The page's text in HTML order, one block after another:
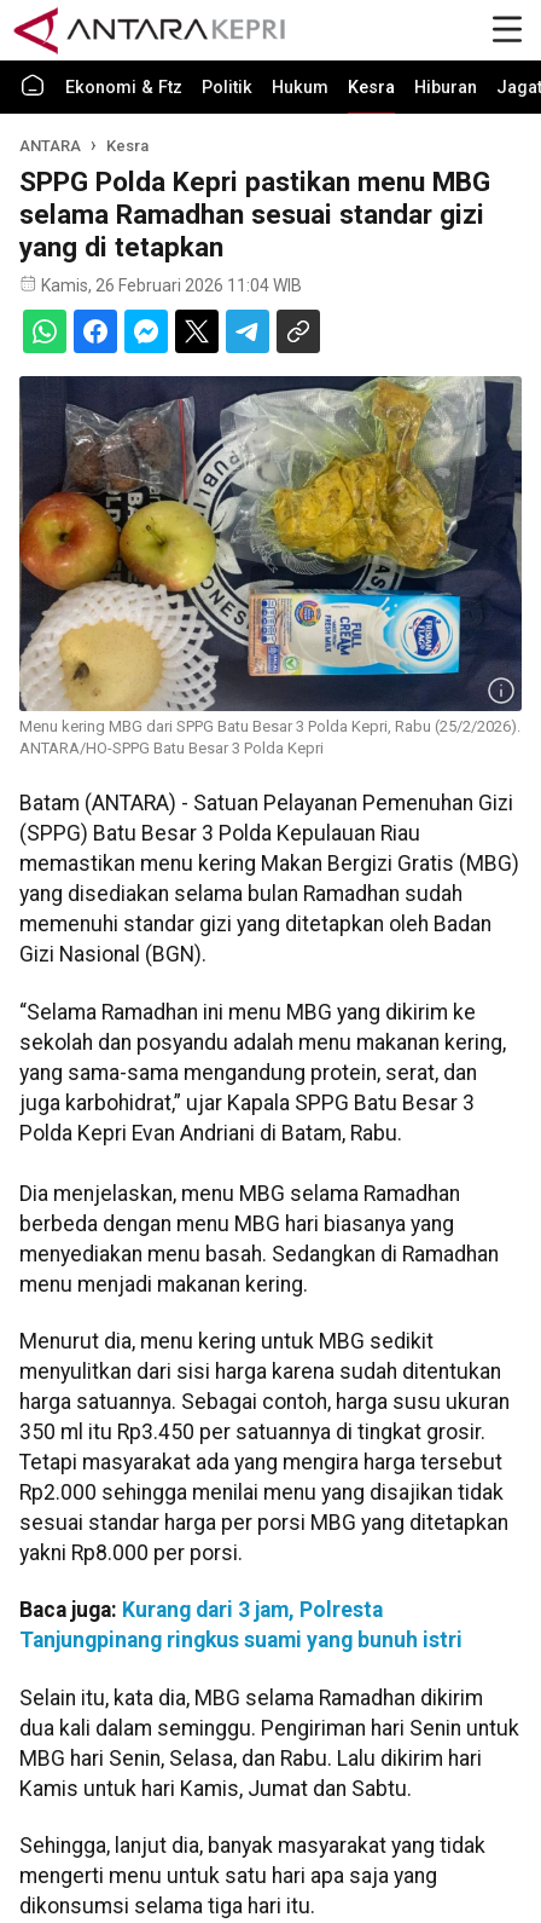
Ekonomi & Ftz Politik Hukum Kesra Hiburan Jagat
ANTARA Kesra
SPPG Polda Kepri pastikan menu MBG
selama Ramadhan sesuai standar gizi
yang di tetapkan
Kamis, 26 Februari 2026 11:04 WIB
Menu kering MBG dari SPPG Batu Besar 3 Polda Kepri, Rabu (25/2/2026).
ANTARA/HO-SPPG Batu Besar 3 Polda Kepri
Batam (ANTARA) - Satuan Pelayanan Pemenuhan Gizi
(SPPG) Batu Besar 3 Polda Kepulauan Riau
memastikan menu kering Makan Bergizi Gratis (MBG)
yang disediakan selama bulan Ramadhan sudah
memenuhi standar gizi yang ditetapkan oleh Badan
Gizi Nasional (BGN).
“Selama Ramadhan ini menu MBG yang dikirim ke
sekolah dan posyandu adalah menu makanan kering,
yang sama-sama mengandung protein, serat, dan
juga karbohidrat,” ujar Kapala SPPG Batu Besar 3
Polda Kepri Evan Andriani di Batam, Rabu.
Dia menjelaskan, menu MBG selama Ramadhan
berbeda dengan menu MBG hari biasanya yang
menyediakan menu basah. Sedangkan di Ramadhan
menu menjadi makanan kering.
Menurut dia, menu kering untuk MBG sedikit
menyulitkan dari sisi harga karena sudah ditentukan
harga satuannya. Sebagai contoh, harga susu ukuran
350 ml itu Rp3.450 per satuannya di tingkat grosir.
Tetapi masyarakat ada yang mengira harga tersebut
Rp2.000 sehingga menilai menu yang disajikan tidak
sesuai standar harga per porsi MBG yang ditetapkan
yakni Rp8.000 per porsi.
Baca juga: Kurang dari 3 jam, Polresta
Tanjungpinang ringkus suami yang bunuh istri
Selain itu, kata dia, MBG selama Ramadhan dikirim
dua kali dalam seminggu. Pengiriman hari Senin untuk
MBG hari Senin, Selasa, dan Rabu. Lalu dikirim hari
Kamis untuk hari Kamis, Jumat dan Sabtu.
Sehingga, lanjut dia, banyak masyarakat yang tidak
mengerti menu untuk satu hari apa saja yang
dikonsumsi selama tiga hari itu.